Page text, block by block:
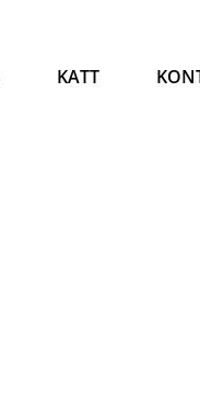
KATT